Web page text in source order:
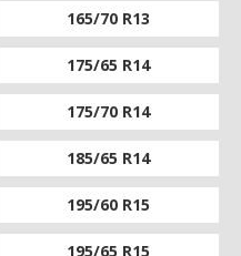
165/70 R13
175/65 R14
175/70 R14
185/65 R14
195/60 R15
195/65 R15